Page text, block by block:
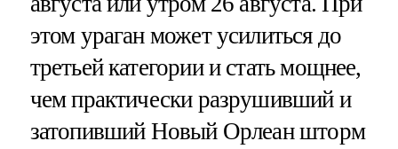
этом ураган может усилиться до
третьей категории и стать мощнее,
чем практически разрушивший и
затопивший Новый Орлеан шторм